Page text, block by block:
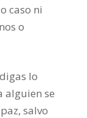
caso ni
o
lo
alguien se
salvo